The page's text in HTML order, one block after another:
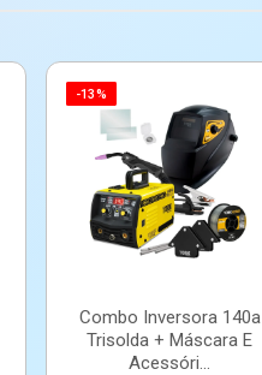
-13%
Combo Inversora 140a
Trisolda + Máscara E
Acessóri...